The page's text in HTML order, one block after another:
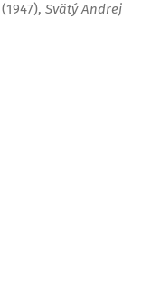
(1947), Svätý Andrej